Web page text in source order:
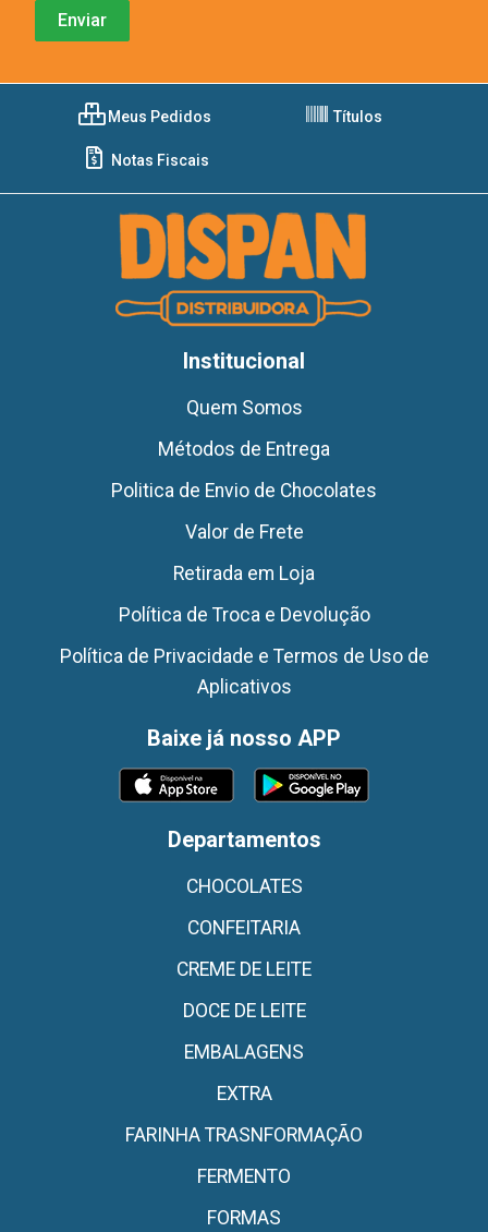
Meus Pedidos Títulos
Notas Fiscais
Institucional
Quem Somos
Métodos de Entrega
Politica de Envio de Chocolates
Valor de Frete
Retirada em Loja
Política de Troca e Devolução
Política de Privacidade e Termos de Uso de
Aplicativos
Baixe já nosso APP
Departamentos
CHOCOLATES
CONFEITARIA
CREME DE LEITE
DOCE DE LEITE
EMBALAGENS
EXTRA
FARINHA TRASNFORMAÇÃO
FERMENTO
FORMAS